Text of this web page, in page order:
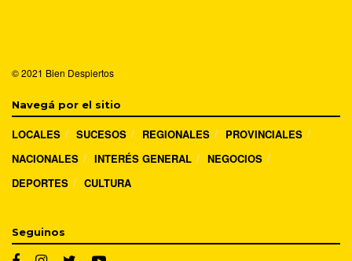
© 2021 Bien Despiertos
Navegá por el sitio
LOCALES SUCESOS REGIONALES
PROVINCIALES
NACIONALES
INTERÉS GENERAL
NEGOCIOS
DEPORTES
CULTURA
Seguinos